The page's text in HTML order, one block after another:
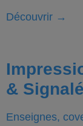
Découvrir →
&
Enseignes,